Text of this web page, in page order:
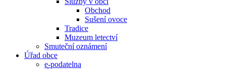
Obchod
Sušení ovoce
Tradice
Muzeum letectví
Smuteční oznámení
Úřad obce
e-podatelna